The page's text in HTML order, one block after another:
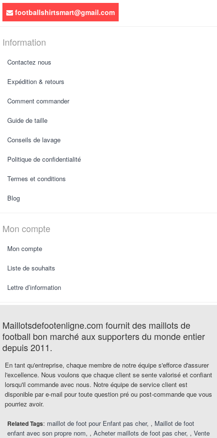
footballshirtsmart@gmail.com
Information
Contactez nous
Expédition & retours
Comment commander
Guide de taille
Conseils de lavage
Politique de confidentialité
Termes et conditions
Blog
Mon compte
Mon compte
Liste de souhaits
Lettre d’information
Maillotsdefootenligne.com fournit des maillots de
football bon marché aux supporters du monde entier
depuis 2011.
En tant qu'entreprise, chaque membre de notre équipe s'efforce d'assurer
l'excellence. Nous voulons que chaque client se sente valorisé et confiant
lorsqu'il commande avec nous. Notre équipe de service client est
disponible par e-mail pour toute question pré ou post-commande que vous
pourriez avoir.
Related Tags: maillot de foot pour Enfant pas cher , Maillot de foot
enfant avec son propre nom , Acheter maillots de foot pas cher , Vente